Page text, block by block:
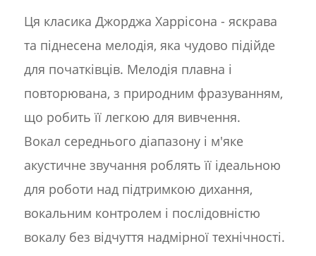
Ця класика Джорджа Харрісона - яскрава
та піднесена мелодія, яка чудово підійде
для початківців. Мелодія плавна і
повторювана, з природним фразуванням,
що робить її легкою для вивчення.
Вокал середнього діапазону і м'яке
акустичне звучання роблять її ідеальною
для роботи над підтримкою дихання,
вокальним контролем і послідовністю
вокалу без відчуття надмірної технічності.